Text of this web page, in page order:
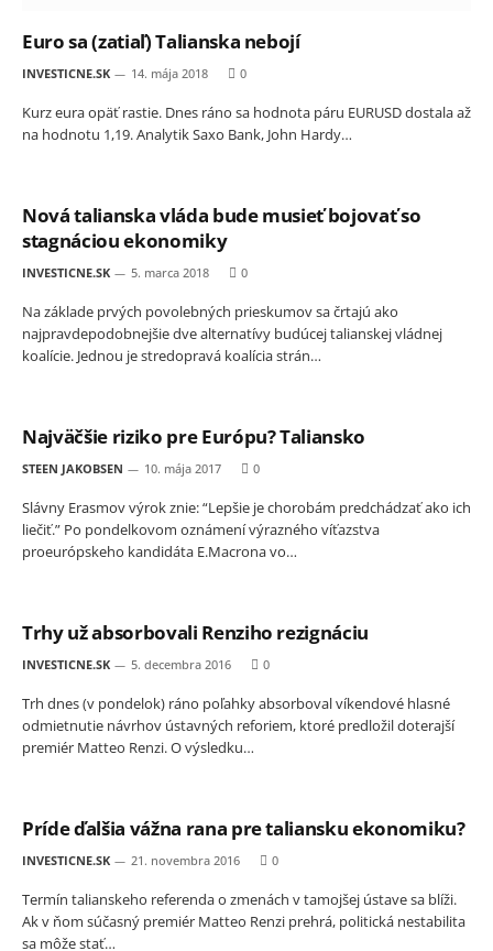
Euro sa (zatiaľ) Talianska nebojí
INVESTICNE.SK 14. mája 2018 0
Kurz eura opäť rastie. Dnes ráno sa hodnota páru EURUSD dostala až
na hodnotu 1,19. Analytik Saxo Bank, John Hardy…
Nová talianska vláda bude musieť bojovať so
stagnáciou ekonomiky
INVESTICNE.SK 5. marca 2018 0
Na základe prvých povolebných prieskumov sa črtajú ako
najpravdepodobnejšie dve alternatívy budúcej talianskej vládnej
koalície. Jednou je stredopravá koalícia strán…
Najväčšie riziko pre Európu? Taliansko
STEEN JAKOBSEN 10. mája 2017 0
Slávny Erasmov výrok znie: “Lepšie je chorobám predchádzať ako ich
liečiť.” Po pondelkovom oznámení výrazného víťazstva
proeurópskeho kandidáta E.Macrona vo…
Trhy už absorbovali Renziho rezignáciu
INVESTICNE.SK 5. decembra 2016 0
Trh dnes (v pondelok) ráno poľahky absorboval víkendové hlasné
odmietnutie návrhov ústavných reforiem, ktoré predložil doterajší
premiér Matteo Renzi. O výsledku…
Príde ďalšia vážna rana pre taliansku ekonomiku?
INVESTICNE.SK 21. novembra 2016 0
Termín talianskeho referenda o zmenách v tamojšej ústave sa blíži.
Ak v ňom súčasný premiér Matteo Renzi prehrá, politická nestabilita
sa môže stať…